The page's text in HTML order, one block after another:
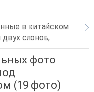
в китайском
двух слонов,
фото
(19 фото)